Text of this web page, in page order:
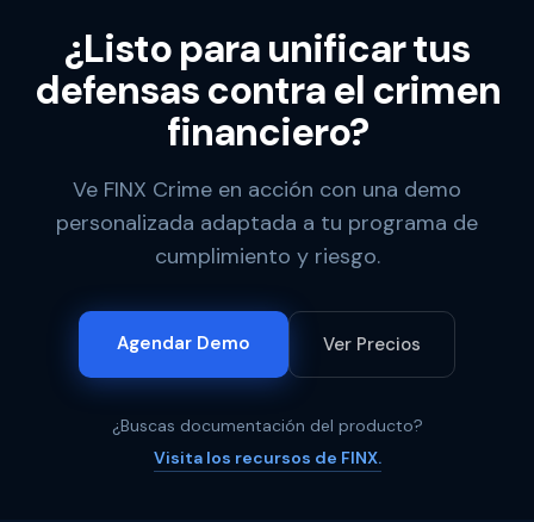
¿Listo para unificar tus
defensas contra el crimen
financiero?
Ve FINX Crime en acción con una demo
personalizada adaptada a tu programa de
cumplimiento y riesgo.
Agendar Demo Ver Precios
¿Buscas documentación del producto?
Visita los recursos de FINX.